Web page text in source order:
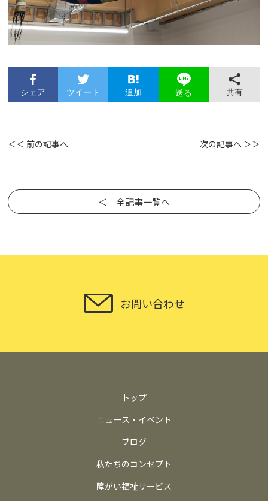
シェア ツイート 追加 送る 共有
＜＜ 前の記事へ 次の記事へ ＞＞
＜ 全記事一覧へ
お問い合わせ
トップ
ニュース・イベント
ブログ
私たちのコンセプト
障がい福祉サービス